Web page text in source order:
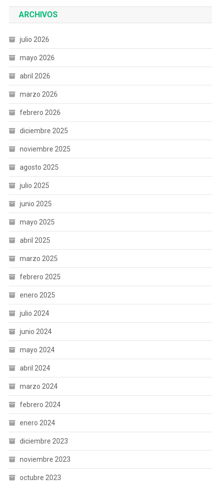
ARCHIVOS
julio 2026
mayo 2026
abril 2026
marzo 2026
febrero 2026
diciembre 2025
noviembre 2025
agosto 2025
julio 2025
junio 2025
mayo 2025
abril 2025
marzo 2025
febrero 2025
enero 2025
julio 2024
junio 2024
mayo 2024
abril 2024
marzo 2024
febrero 2024
enero 2024
diciembre 2023
noviembre 2023
octubre 2023